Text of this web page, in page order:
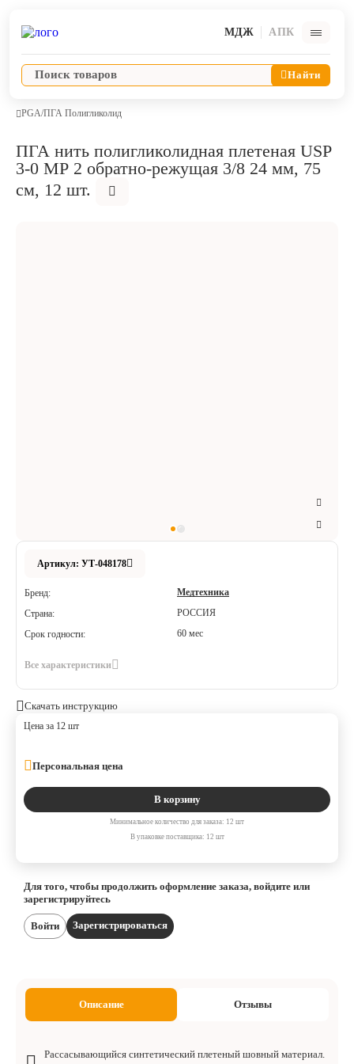
МДЖ АПК
Найти
Ветпрепараты
PGA/ПГА Полигликолид
ПГА нить полигликолидная плетеная USP
3-0 MР 2 обратно-режущая 3/8 24 мм, 75
см, 12 шт.
Артикул: УТ-048178
Бренд:
Медтехника
Страна:
РОССИЯ
Срок годности:
60 мес
Все характеристики
Скачать инструкцию
Цена за 12 шт
Персональная цена
В корзину
Минимальное количество для заказа: 12 шт
В упаковке поставщика: 12 шт
Для того, чтобы продолжить оформление заказа, войдите или
зарегистрируйтесь
Войти Зарегистрироваться
Описание Отзывы
Рассасывающийся синтетический плетеный шовный материал.